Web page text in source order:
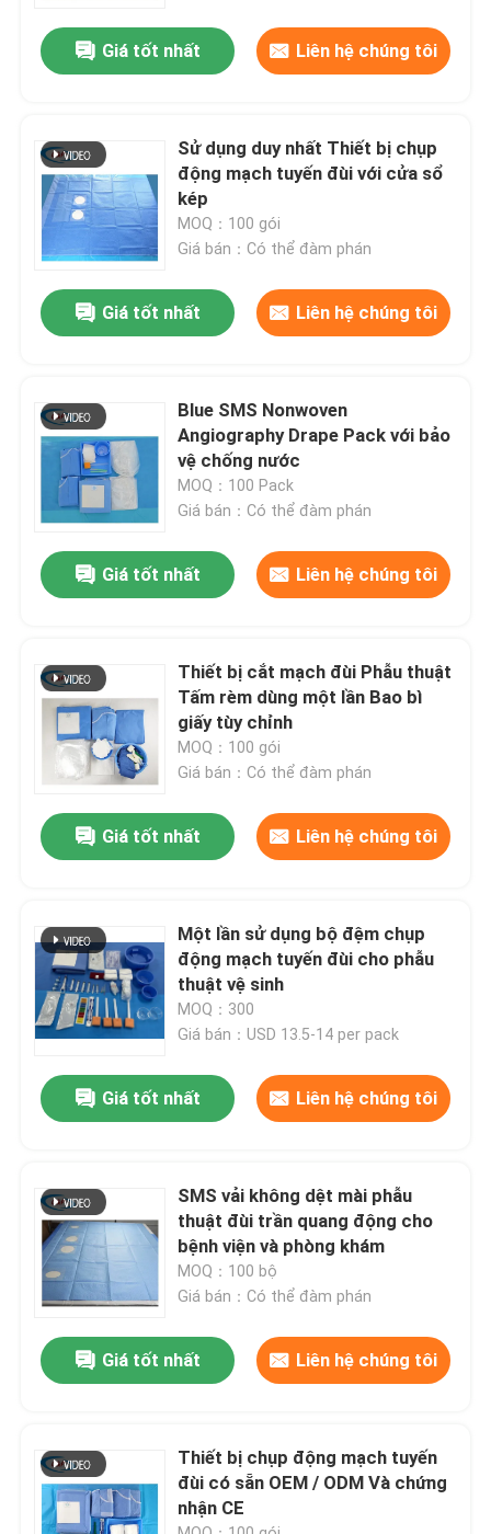
Sản phẩm
video
Trình diễn VR
Chuyến tham quan nhà máy
Kiểm soát chất lượng
Liên hệ với chúng tôi
Tin tức
Các vụ án
Giá tốt nhất Liên hệ chúng tôi
Sử dụng duy nhất Thiết bị chụp
động mạch tuyến đùi với cửa sổ
kép
MOQ：100 gói
Giá bán：Có thể đàm phán
Giá tốt nhất Liên hệ chúng tôi
Blue SMS Nonwoven
Angiography Drape Pack với bảo
vệ chống nước
MOQ：100 Pack
Giá bán：Có thể đàm phán
Giá tốt nhất Liên hệ chúng tôi
Thiết bị cắt mạch đùi Phẫu thuật
Tấm rèm dùng một lần Bao bì
giấy tùy chỉnh
MOQ：100 gói
Giá bán：Có thể đàm phán
Giá tốt nhất Liên hệ chúng tôi
Một lần sử dụng bộ đệm chụp
động mạch tuyến đùi cho phẫu
thuật vệ sinh
MOQ：300
Giá bán：USD 13.5-14 per pack
Giá tốt nhất Liên hệ chúng tôi
SMS vải không dệt mài phẫu
thuật đùi trần quang động cho
bệnh viện và phòng khám
MOQ：100 bộ
Giá bán：Có thể đàm phán
Giá tốt nhất Liên hệ chúng tôi
Thiết bị chụp động mạch tuyến
đùi có sẵn OEM / ODM Và chứng
nhận CE